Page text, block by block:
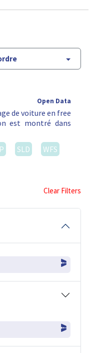
Open Data
de voiture en free
est montré dans
SLD
WFS
Clear Filters